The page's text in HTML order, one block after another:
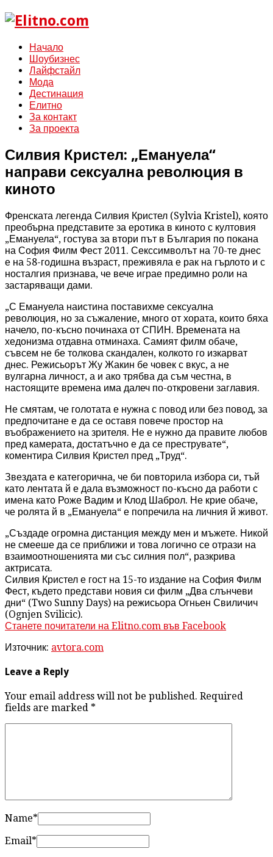
Начало
Шоубизнес
Лайфстайл
Мода
Дестинация
Елитно
За контакт
За проекта
Силвия Кристел: „Емануела“
направи сексуална революция в
киното
Френската легенда Силвия Кристел (Sylvia Kristel), която
преобърна представите за еротика в киното с култовия
„Емануела“, гостува за втори път в България по покана
на София Филм Фест 2011. Секссимволът на 70-те днес
е на 58-годишна възраст, преживяла е рак на гърлото и с
носталгия признава, че вече играе предимно роли на
застаряващи дами.
„С Емануела наистина поставихме сексуална
революция, но за съжаление, много от хората, които бяха
начело, по-късно починаха от СПИН. Времената на
хедонизма отдавна отминаха. Самият филм обаче,
съвсем не бе толкова скандален, колкото го изкарват
днес. Режисьорът Жу Жакин бе човек с вкус, а не
вулгарна личност, а и ако трябва да съм честна, в
настоящите времена има далеч по-откровени заглавия.
Не смятам, че голотата е нужна с повод или без повод, за
предпочитане е да се оставя повече простор на
въображението на зрителя. Не е нужно да правите любов
пред камерата, достатъчно е да се преструвате“,
коментира Силвия Кристел пред „Труд“.
Звездата е категорична, че би повторила избора си, тъй
като лентата й е дала възможност по-късно да работи с
имена като Роже Вадим и Клод Шаброл. Не крие обаче,
че ролята й в „Емануела“ е попречила на личния й живот.
„Създаде огромна дистанция между мен и мъжете. Никой
не смееше да се приближи и това логично се отрази на
взаимоотношенията ми със силния пол“, разкрива
актрисата.
Силвия Кристел е гост на 15-то издание на София Филм
Фест, където представи новия си филм „Два слънчеви
дни“ (Two Sunny Days) на режисьора Огньен Свиличич
(Ognjen Svilicic).
Станете почитатели на Elitno.com във Facebook
Източник: avtora.com
Leave a Reply
Your email address will not be published. Required
fields are marked *
Name*
Email*